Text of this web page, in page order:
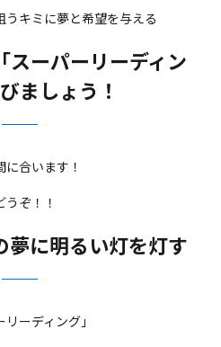
キミに夢と希望を与える
スーパーリーディン
ましょう！
合います！
ぞ！！
夢に明るい灯を灯す
ーディング」